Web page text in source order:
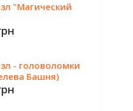
"Магический
- головоломки
Башня)